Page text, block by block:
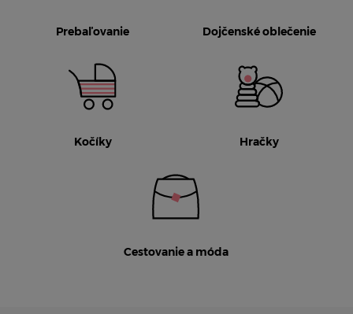
Prebaľovanie Dojčenské oblečenie
Kočíky Hračky
Cestovanie a móda